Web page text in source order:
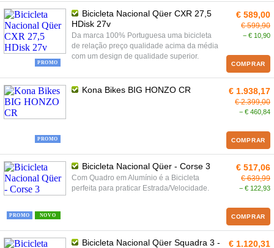
PROMO
Bicicleta Nacional Qüer CXR 27,5
HDisk 27v
Da marca 100% Portuguesa uma bicicleta
de relação preço qualidade acima da média
com um design de qualidade superior.
€ 589,00
€ 599,90
− € 10,90
COMPRAR
PROMO
Kona Bikes BIG HONZO CR € 1.938,17
€ 2.399,00
− € 460,84
COMPRAR
NOVO
PROMO
Bicicleta Nacional Qüer - Corse 3
Com Quadro em Alumínio é a Bicicleta
perfeita para praticar Estrada/Velocidade.
€ 517,06
€ 639,99
− € 122,93
COMPRAR
Bicicleta Nacional Qüer Squadra 3 -
€ 1.120,31